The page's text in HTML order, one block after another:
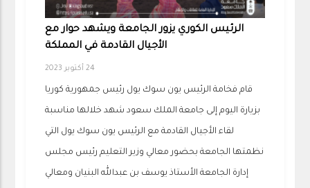
الرئيس الكوري يزور الجامعة ويشهد حوار مع
الأجيال القادمة في المملكة
24 أكتوبر 2023
قام فخامة الرئيس يون سوك يول رئيس جمهورية كوريا
بزيارة اليوم إلى جامعة الملك سعود شهد خلالها مناسبة
لقاء الأجيال القادمة مع الرئيس يون سوك يول التي
نظمتها الجامعة بحضور معالي وزير التعليم رئيس مجلس
إدارة الجامعة الأستاذ يوسف بن عبدالله البنيان ومعالي